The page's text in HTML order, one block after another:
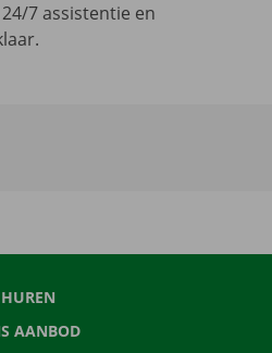
7 assistentie en
HUREN
AANBOD